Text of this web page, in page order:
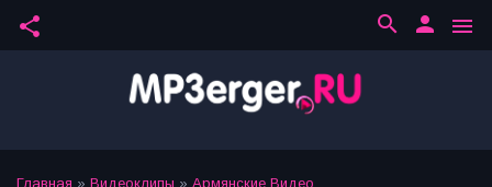
share menu
person
search
Главная » Видеоклипы » Армянские Видео